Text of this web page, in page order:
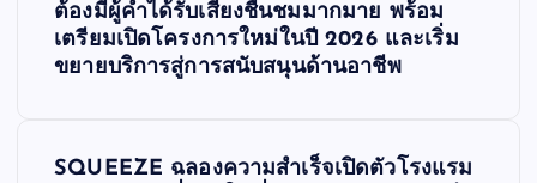
ต้องมีผู้ค้ำได้รับเสียงชื่นชมมากมาย พร้อม
เตรียมเปิดโครงการใหม่ในปี 2026 และเริ่ม
ขยายบริการสู่การสนับสนุนด้านอาชีพ
SQUEEZE ฉลองความสำเร็จเปิดตัวโรงแรม